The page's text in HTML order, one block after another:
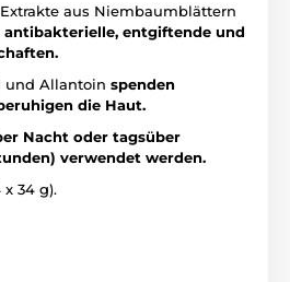
aus Niembaumblättern
antibakterielle, entgiftende und
und Allantoin spenden
die Haut.
Nacht oder tagsüber
verwendet werden.
34 g).